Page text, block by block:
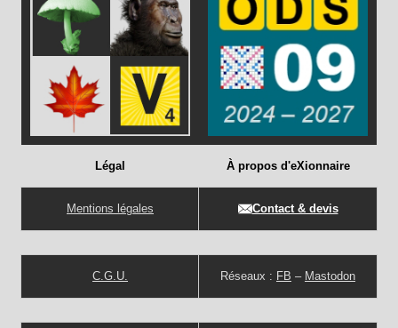
Légal
Mentions légales
C.G.U.
À propos d'eXionnaire
Contact & devis
Réseaux : FB – Mastodon